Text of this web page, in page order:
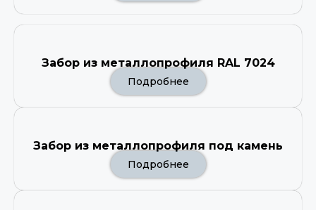
Забор из металлопрофиля RAL 7024
Подробнее
Забор из металлопрофиля под камень
Подробнее